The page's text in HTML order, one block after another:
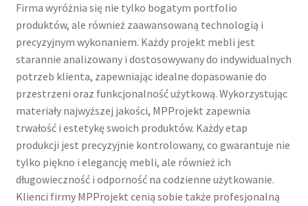
Firma wyróżnia się nie tylko bogatym portfolio
produktów, ale również zaawansowaną technologią i
precyzyjnym wykonaniem. Każdy projekt mebli jest
starannie analizowany i dostosowywany do indywidualnych
potrzeb klienta, zapewniając idealne dopasowanie do
przestrzeni oraz funkcjonalność użytkową. Wykorzystując
materiały najwyższej jakości, MPProjekt zapewnia
trwałość i estetykę swoich produktów. Każdy etap
produkcji jest precyzyjnie kontrolowany, co gwarantuje nie
tylko piękno i elegancję mebli, ale również ich
długowieczność i odporność na codzienne użytkowanie.
Klienci firmy MPProjekt cenią sobie także profesjonalną